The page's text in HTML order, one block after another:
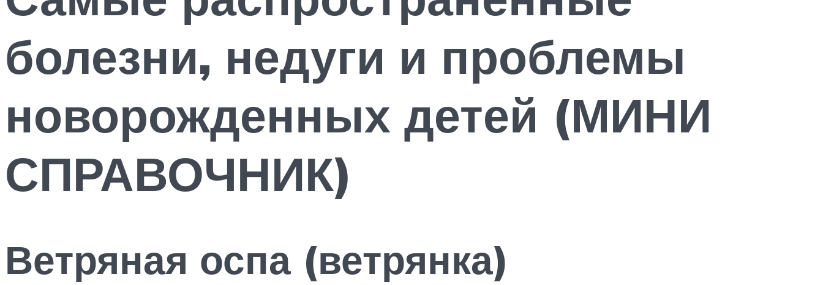
болезни, недуги и проблемы
новорожденных детей (МИНИ
СПРАВОЧНИК)
Ветряная оспа (ветрянка)